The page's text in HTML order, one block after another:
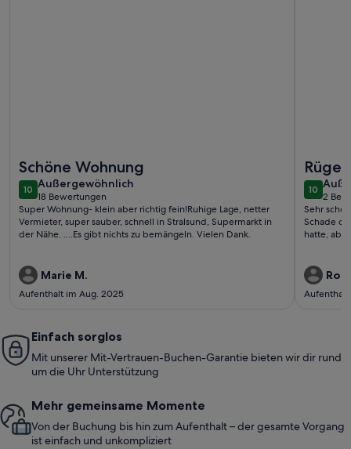
Schöne Wohnung
1010 von 10
Außergewöhnlich
außergewöhnlich
18 Bewertungen
(18
bewertungen)
Super Wohnung- klein aber richtig fein!Ruhige Lage, netter
Vermieter, super sauber, schnell in Stralsund, Supermarkt in
der Nähe. ....Es gibt nichts zu bemängeln. Vielen Dank.
Marie M.
Aufenthalt im Aug. 2025
1010 von
2
(2
Sehr
Schade
hatte,
Einfach sorglos
Mit unserer Mit-Vertrauen-Buchen-Garantie bieten wir dir rund
um die Uhr Unterstützung
Mehr gemeinsame Momente
Von der Buchung bis hin zum Aufenthalt – der gesamte Vorgang
ist einfach und unkompliziert